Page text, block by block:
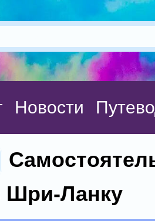
Новости
Шри-Ланку